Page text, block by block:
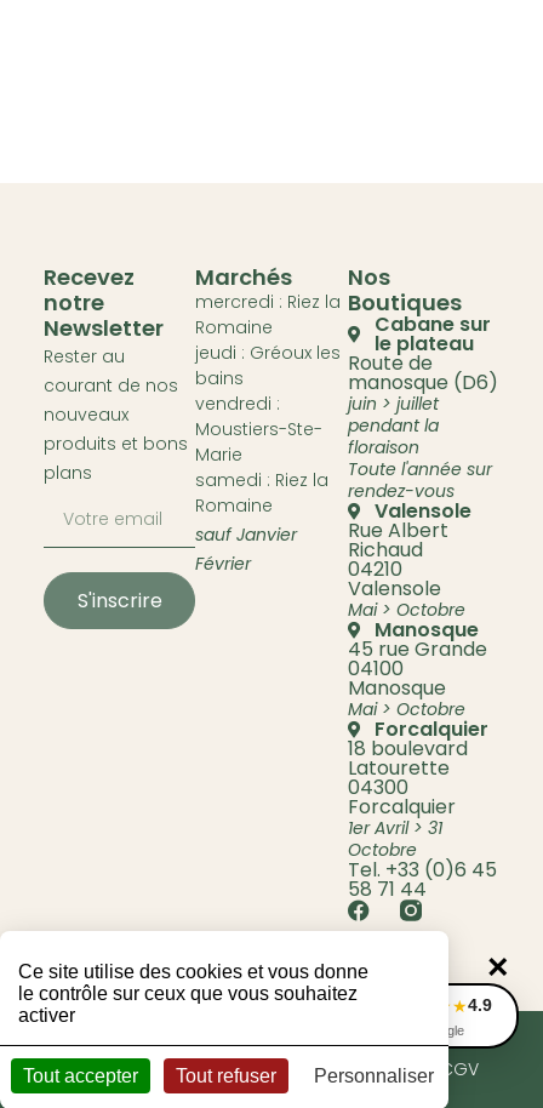
Recevez
notre
Newsletter
Rester au
courant de nos
nouveaux
produits et bons
plans
S'inscrire
Marchés
mercredi : Riez la
Romaine
jeudi : Gréoux les
bains
vendredi :
Moustiers-Ste-
Marie
samedi : Riez la
Romaine
sauf Janvier
Février
Nos
Boutiques
Cabane sur
le plateau
Route de
manosque (D6)
juin > juillet
pendant la
floraison
Toute l'année sur
rendez-vous
Valensole
Rue Albert
Richaud
04210
Valensole
Mai > Octobre
Manosque
45 rue Grande
04100
Manosque
Mai > Octobre
Forcalquier
18 boulevard
Latourette
04300
Forcalquier
1er Avril > 31
Octobre
Tel. +33 (0)6 45
58 71 44
© 2024 Lavande Bio Berenger
Mentions légalesPolitique de confidentialité CGV
★★★★★4.9
Avis Google
×
Ce site utilise des cookies et vous donne
le contrôle sur ceux que vous souhaitez
activer
Tout accepter Tout refuser Personnaliser